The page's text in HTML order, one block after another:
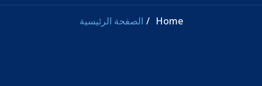
Home الصفحة الرئيسية